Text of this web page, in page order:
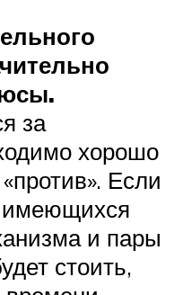
за
хорошо
Если
имеющихся
и пары
стоить,